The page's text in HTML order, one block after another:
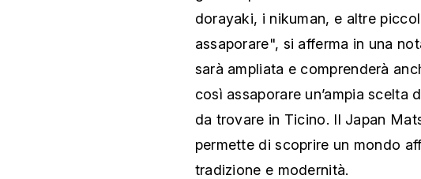
dorayaki, i nikuman, e altre
assaporare", si afferma in una
sarà ampliata e comprenderà
così assaporare un’ampia scelta
da trovare in Ticino. Il Japan
permette di scoprire un mondo
tradizione e modernità.